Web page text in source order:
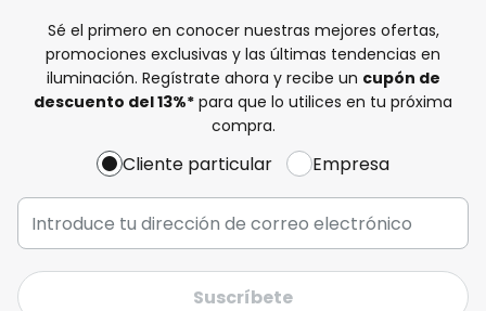
Sé el primero en conocer nuestras mejores ofertas,
promociones exclusivas y las últimas tendencias en
iluminación. Regístrate ahora y recibe un cupón de
descuento del13%* para que lo utilices en tu próxima
compra.
Cliente particular Empresa
Suscríbete